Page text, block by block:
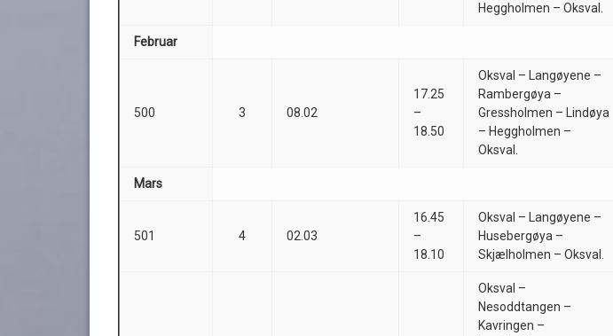
Heggholmen – Oksval.
Februar
500 3 08.02
17.25
–
18.50
Oksval – Langøyene –
Rambergøya –
Gressholmen – Lindøya
– Heggholmen –
Oksval.
Mars
501 4 02.03
16.45
–
18.10
Oksval – Langøyene –
Husebergøya –
Skjælholmen – Oksval.
Oksval –
Nesoddtangen –
Kavringen –